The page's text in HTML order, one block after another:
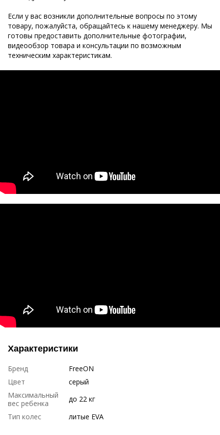
Если у вас возникли дополнительные вопросы по этому
товару, пожалуйста, обращайтесь к нашему менеджеру. Мы
готовы предоставить дополнительные фотографии,
видеообзор товара и консультации по возможным
техническим характеристикам.
Характеристики
Бренд
FreeON
Цвет
серый
Максимальный
вес ребенка
до 22 кг
Тип колес
литые EVA